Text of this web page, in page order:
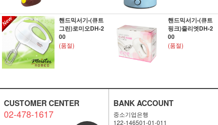
핸드믹서기-(큐트
그린)로미오DH-2
00
(품절)
핸드믹서기-(큐트
핑크)줄리엣DH-2
00
(품절)
CUSTOMER CENTER
02-478-1617
BANK ACCOUNT
중소기업은행
122-146501-01-011